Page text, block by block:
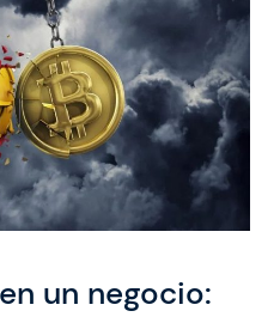
un negocio: